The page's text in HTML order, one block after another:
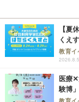
【夏
くえ
教育イ
医療
験博